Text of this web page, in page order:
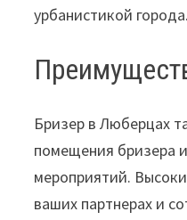
урбанистикой города.
Бризер в Люберцах
помещения бризера
мероприятий.
ваших партнерах и